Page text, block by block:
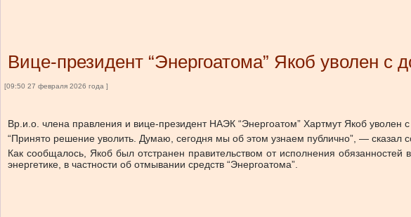
Вице-президент “Энергоатома” Якоб уволен с
[09:50 27 февраля 2026 года ]
Вр.и.о. члена правления и вице-президент НАЭК “Энергоатом” Хартмут Якоб уволен
“Принято решение уволить. Думаю, сегодня мы об этом узнаем публично”, — сказал
Как сообщалось, Якоб был отстранен правительством от исполнения
энергетике, в частности об отмывании средств “Энергоатома”.